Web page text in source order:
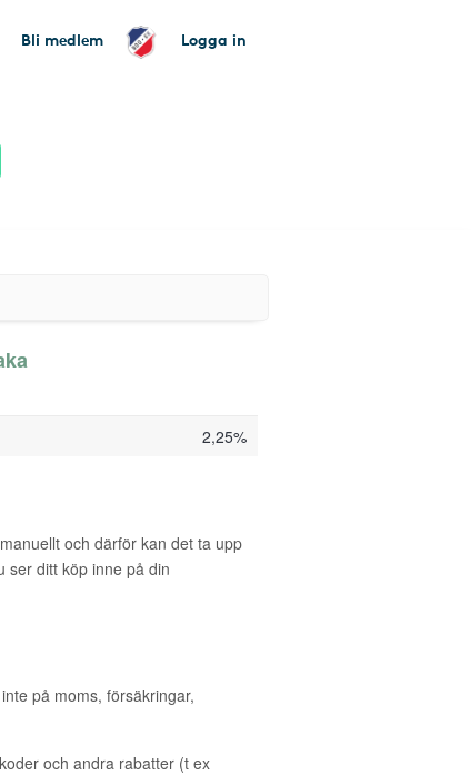
Bli medlem Logga in
2,25%
och därför kan det ta upp
ser ditt köp inne på din
på moms, försäkringar,
och andra rabatter (t ex